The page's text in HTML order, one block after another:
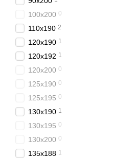
100x200 0
110x190 2
120x190 1
120x192 1
120x200 0
125x190 0
125x195 0
130x190 1
130x195 0
130x200 0
135x188 1